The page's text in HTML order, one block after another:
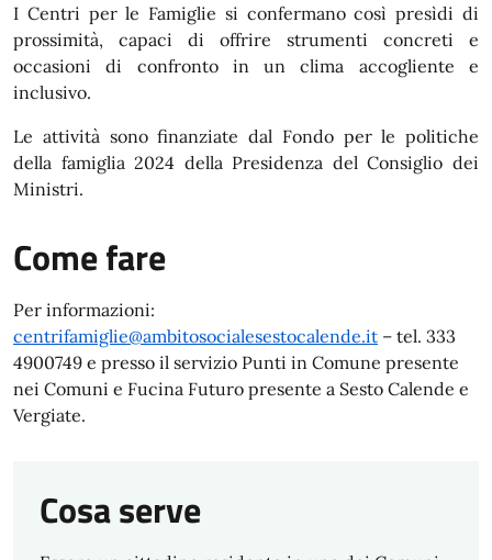
I Centri per le Famiglie si confermano così presìdi di
prossimità, capaci di offrire strumenti concreti e
occasioni di confronto in un clima accogliente e
inclusivo.
Le attività sono finanziate dal Fondo per le politiche
della famiglia 2024 della Presidenza del Consiglio dei
Ministri.
Come fare
Per informazioni:
centrifamiglie@ambitosocialesestocalende.it – tel. 333
4900749 e presso il servizio Punti in Comune presente
nei Comuni e Fucina Futuro presente a Sesto Calende e
Vergiate.
Cosa serve